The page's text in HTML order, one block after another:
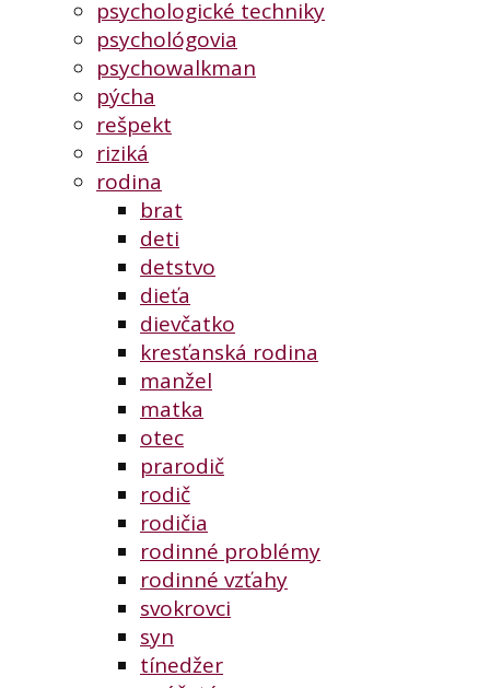
psychologické techniky
psychológovia
psychowalkman
pýcha
rešpekt
riziká
rodina
brat
deti
detstvo
dieťa
dievčatko
kresťanská rodina
manžel
matka
otec
prarodič
rodič
rodičia
rodinné problémy
rodinné vzťahy
svokrovci
syn
tínedžer